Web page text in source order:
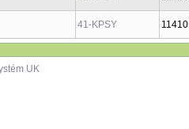
41-KPSY 11410
UK